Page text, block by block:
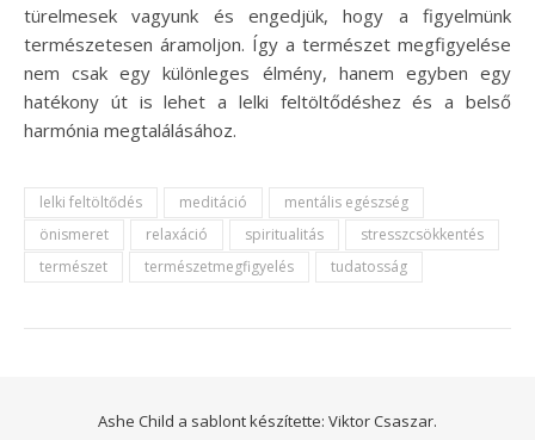
türelmesek vagyunk és engedjük, hogy a figyelmünk
természetesen áramoljon. Így a természet megfigyelése
nem csak egy különleges élmény, hanem egyben egy
hatékony út is lehet a lelki feltöltődéshez és a belső
harmónia megtalálásához.
lelki feltöltődés meditáció
mentális egészség
önismeret
relaxáció spiritualitás
stresszcsökkentés
természet
természetmegfigyelés tudatosság
Ashe Child a sablont készítette: Viktor Csaszar.